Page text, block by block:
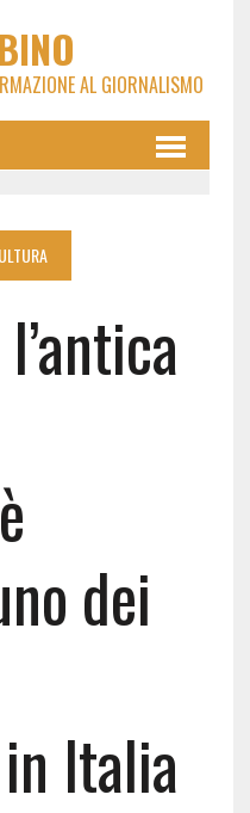
AL GIORNALISMO
dei
Italia